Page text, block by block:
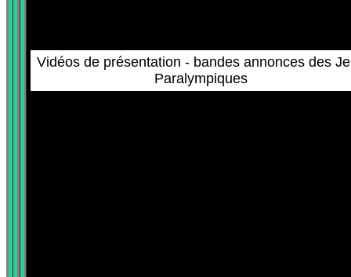
Vidéos de présentation - bandes annonces des
Paralympiques